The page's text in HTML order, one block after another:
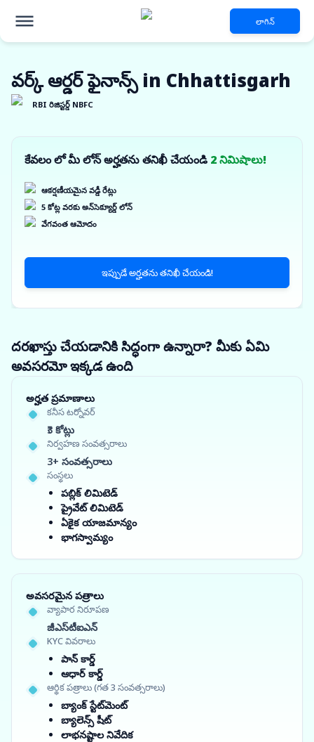
లాగిన్
వర్క్ ఆర్డర్ ఫైనాన్స్ in Chhattisgarh
RBI రిజిస్టర్డ్ NBFC
కేవలం లో మీ లోన్ అర్హతను తనిఖీ చేయండి 2 నిమిషాలు!
ఆకర్షణీయమైన వడ్డీ రేట్లు
5 కోట్ల వరకు అన్‌సెక్యూర్డ్ లోన్
వేగవంత ఆమోదం
ఇప్పుడే అర్హతను తనిఖీ చేయండి!
దరఖాస్తు చేయడానికి సిద్ధంగా ఉన్నారా? మీకు ఏమి
అవసరమో ఇక్కడ ఉంది
అర్హత ప్రమాణాలు
కనీస టర్నోవర్
₹3 కోట్లు
నిర్వహణ సంవత్సరాలు
3+ సంవత్సరాలు
సంస్థలు
పబ్లిక్ లిమిటెడ్
ప్రైవేట్ లిమిటెడ్
ఏకైక యాజమాన్యం
భాగస్వామ్యం
అవసరమైన పత్రాలు
వ్యాపార నిరూపణ
జీఎస్‌టీఐఎన్
KYC వివరాలు
పాన్ కార్డ్
ఆధార్ కార్డ్
ఆర్థిక పత్రాలు (గత 3 సంవత్సరాలు)
బ్యాంక్ స్టేట్‌మెంట్
బ్యాలెన్స్ షీట్
లాభనష్టాల నివేదిక